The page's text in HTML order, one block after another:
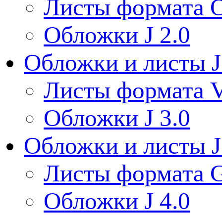
Листы формата
Обложки J 2.0
Обложки и листы
Листы формата
Обложки J 3.0
Обложки и листы
Листы формата
Обложки J 4.0